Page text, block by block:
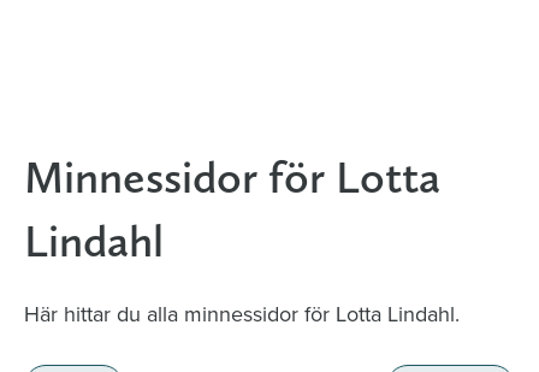
Minnessidor för Lotta
Lindahl
Här hittar du alla minnessidor för Lotta Lindahl.